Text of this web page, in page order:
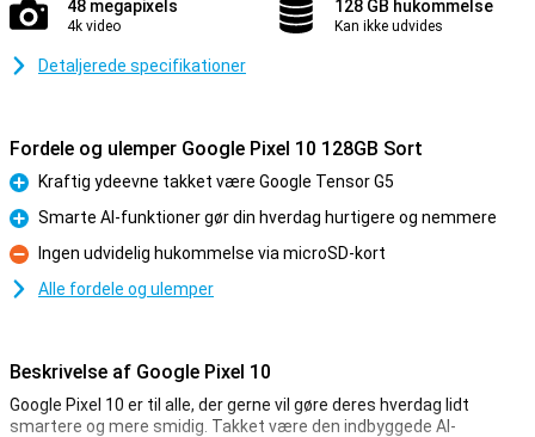
48 megapixels
4k video
128 GB hukommelse
Kan ikke udvides
Detaljerede specifikationer
Fordele og ulemper Google Pixel 10 128GB Sort
Fordele
Kraftig ydeevne takket være Google Tensor G5
Fordele
Smarte AI-funktioner gør din hverdag hurtigere og nemmere
Ulemper
Ingen udvidelig hukommelse via microSD-kort
Alle fordele og ulemper
Beskrivelse af Google Pixel 10
Google Pixel 10 er til alle, der gerne vil gøre deres hverdag lidt
smartere og mere smidig. Takket være den indbyggede AI-